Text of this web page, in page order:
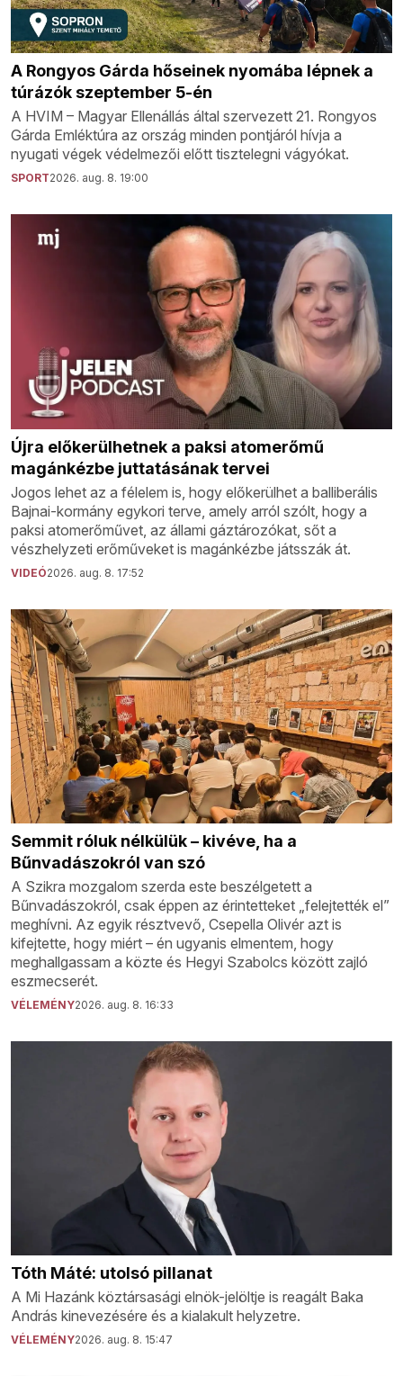
A Rongyos Gárda hőseinek nyomába lépnek a
túrázók szeptember 5-én
A HVIM – Magyar Ellenállás által szervezett 21. Rongyos
Gárda Emléktúra az ország minden pontjáról hívja a
nyugati végek védelmezői előtt tisztelegni vágyókat.
SPORT2026. aug. 8. 19:00
Újra előkerülhetnek a paksi atomerőmű
magánkézbe juttatásának tervei
Jogos lehet az a félelem is, hogy előkerülhet a balliberális
Bajnai-kormány egykori terve, amely arról szólt, hogy a
paksi atomerőművet, az állami gáztározókat, sőt a
vészhelyzeti erőműveket is magánkézbe játsszák át.
VIDEÓ2026. aug. 8. 17:52
Semmit róluk nélkülük – kivéve, ha a
Bűnvadászokról van szó
A Szikra mozgalom szerda este beszélgetett a
Bűnvadászokról, csak éppen az érintetteket „felejtették el”
meghívni. Az egyik résztvevő, Csepella Olivér azt is
kifejtette, hogy miért – én ugyanis elmentem, hogy
meghallgassam a közte és Hegyi Szabolcs között zajló
eszmecserét.
VÉLEMÉNY2026. aug. 8. 16:33
Tóth Máté: utolsó pillanat
A Mi Hazánk köztársasági elnök-jelöltje is reagált Baka
András kinevezésére és a kialakult helyzetre.
VÉLEMÉNY2026. aug. 8. 15:47